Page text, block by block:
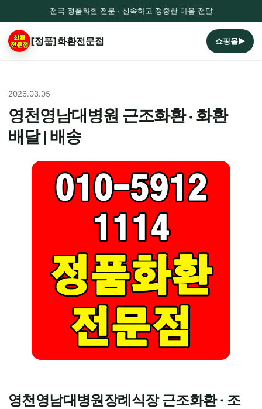
전국 정품화환 전문 · 신속하고 정중한 마음 전달
[정품]화환전문점 쇼핑몰▶
2026.03.05
영천영남대병원 근조화환 · 화환
배달 | 배송
영천영남대병원장례식장 근조화환 · 조